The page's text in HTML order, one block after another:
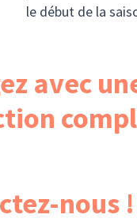
le début de la
avec
nous !